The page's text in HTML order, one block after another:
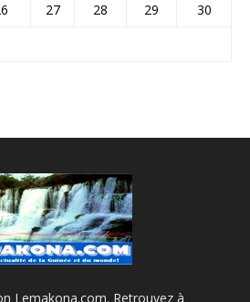
27 28 29
30
Lemakona.com. Retrouvez à